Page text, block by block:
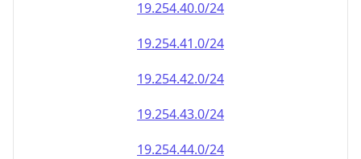
19.254.40.0/24
19.254.41.0/24
19.254.42.0/24
19.254.43.0/24
19.254.44.0/24